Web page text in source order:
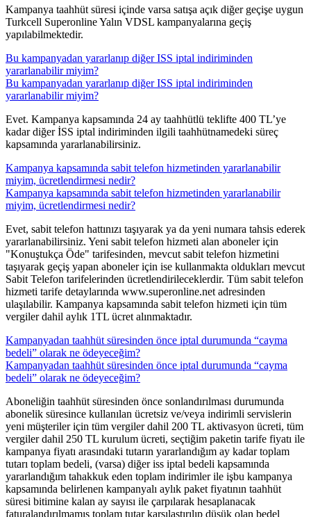
​​Kampanya taahhüt süresi içinde varsa satışa açık diğer geçişe uygun
Turkcell Superonline Yalın VDSL kampanyalarına geçiş
yapılabilmektedir.
Bu kampanyadan yararlanıp diğer ISS iptal indiriminden
yararlanabilir miyim?
Bu kampanyadan yararlanıp diğer ISS iptal indiriminden
yararlanabilir miyim?
​​Evet. Kampanya kapsamında 24 ay taahhütlü teklifte 400 TL’ye
kadar diğer İSS iptal indiriminden ilgili taahhütnamedeki süreç
kapsamında yararlanabilirsiniz.
Kampanya kapsamında sabit telefon hizmetinden yararlanabilir
miyim, ücretlendirmesi nedir?
Kampanya kapsamında sabit telefon hizmetinden yararlanabilir
miyim, ücretlendirmesi nedir?
​​Evet, sabit telefon hattınızı taşıyarak ya da yeni numara tahsis ederek
yararlanabilirsiniz. Yeni sabit telefon hizmeti alan aboneler için
"Konuştukça Öde" tarifesinden, mevcut sabit telefon hizmetini
taşıyarak geçiş yapan aboneler için ise kullanmakta oldukları mevcut
Sabit Telefon tarifelerinden ücretlendirileceklerdir. Tüm sabit telefon
hizmeti tarife detaylarında www.superonline.net adresinden
ulaşılabilir. Kampanya kapsamında sabit telefon hizmeti için tüm
vergiler dahil aylık 1TL ücret alınmaktadır.
Kampanyadan taahhüt süresinden önce iptal durumunda “cayma
bedeli” olarak ne ödeyeceğim?
Kampanyadan taahhüt süresinden önce iptal durumunda “cayma
bedeli” olarak ne ödeyeceğim?
​​Aboneliğin taahhüt süresinden önce sonlandırılması durumunda
abonelik süresince kullanılan ücretsiz ve/veya indirimli servislerin
yeni müşteriler için tüm vergiler dahil 200 TL aktivasyon ücreti, tüm
vergiler dahil 250 TL kurulum ücreti, seçtiğim paketin tarife fiyatı ile
kampanya fiyatı arasındaki tutarın yararlandığım ay kadar toplam
tutarı toplam bedeli, (varsa) diğer iss iptal bedeli kapsamında
yararlandığım tahakkuk eden toplam indirimler ile işbu kampanya
kapsamında belirlenen kampanyalı aylık paket fiyatının taahhüt
süresi bitimine kalan ay sayısı ile çarpılarak hesaplanacak
faturalandırılmamış toplam tutar karşılaştırılıp düşük olan bedel